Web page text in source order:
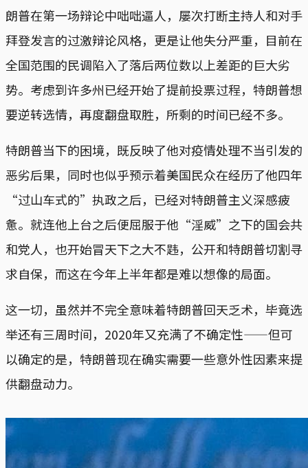
朗普在第一场辩论中咄咄逼人，屡次打断主持人和对手
拜登发言的过激辩论风格，更是让他失分严重，目前在
全国范围的民调陷入了落后两位数以上差距的巨大劣
势。考虑到许多州已经开始了提前投票过程，特朗普想
要逆转选情，再度翻盘取胜，所剩的时间已经不多。
特朗普当下的困境，既反映了他对疫情处理不当引发的
恶劣后果，同时也似乎预示着美国民众在经历了他四年
“过山车式的”执政之后，已经对特朗普主义深感疲
惫。就连他上台之后便屈服于他“淫威”之下的国会共
和党人，也开始冒天下之大不韪，公开和特朗普切割寻
求自保，而这在今年上半年都是难以想像的局面。
这一切，虽然并不完全意味着特朗普回天乏术，毕竟选
举还有三周时间，2020年又充满了不确定性——但可
以确定的是，特朗普现在确实需要一些意外性因素来提
供翻盘动力。